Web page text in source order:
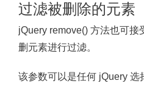
过滤被删除的元素
jQuery remove() 方法也可接
删元素进行过滤。
该参数可以是任何 jQuery 选